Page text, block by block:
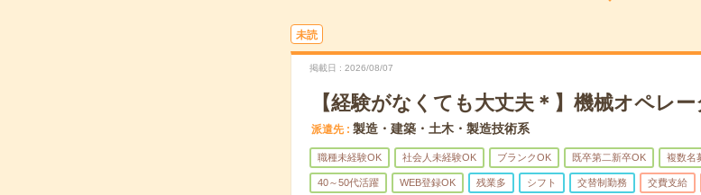
未読
掲載日 2026/08/07
【経験がなくても大丈夫＊】機械オペレ
派遣先 製造・建築・土木・製造技術系
職種未経験OK 社会人未経験OK ブランクOK 既卒第二新卒OK 複数名
40～50代活躍 WEB登録OK 残業多 シフト 交替制勤務 交費支給